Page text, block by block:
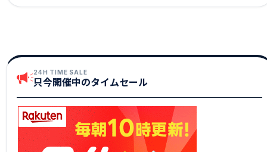
24H TIME SALE
只今開催中のタイムセール